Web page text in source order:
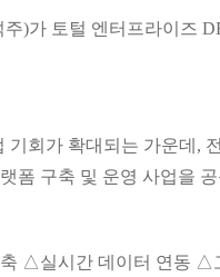
)가 토털 엔터프라이즈
회가 확대되는 가운데,
폼 구축 및 운영 사업을
△실시간 데이터 연동 △